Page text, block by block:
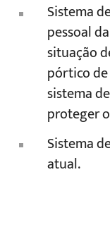
Sistema
pessoal
situação
pórtico
sistema
proteger
Sistema
atual.